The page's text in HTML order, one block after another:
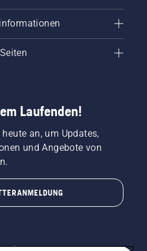
Laufenden!
an, um Updates,
und Angebote von